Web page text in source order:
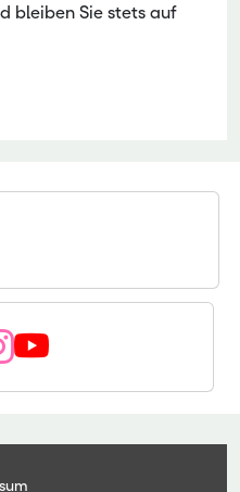
bleiben Sie stets auf